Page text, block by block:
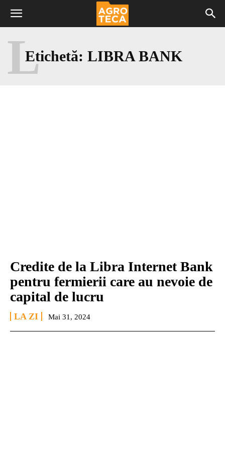
Etichetă: LIBRA BANK
L
Credite de la Libra Internet Bank
pentru fermierii care au nevoie de
capital de lucru
LA ZI Mai 31, 2024